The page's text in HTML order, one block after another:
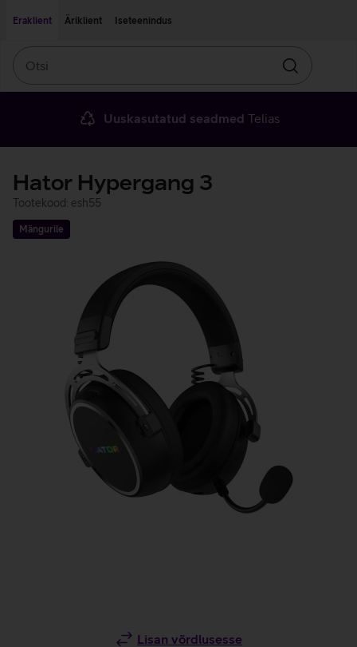
Eraklient
Äriklient Iseteenindus
Otsin
Uuskasutatud seadmed Telias
Hator Hypergang 3
Tootekood: esh55
Mängurile
Lisan võrdlusesse